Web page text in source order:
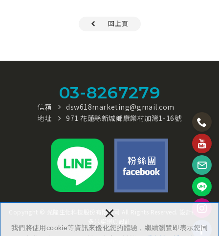
我們將使用cookie等資訊來優化您的體驗，繼續瀏覽即表示您同
×
回上頁
03-8267279
信箱
dsw618marketing@gmail.com
地址
971 花蓮縣新城鄉康樂村加灣1-16號
Copyright © 光隆生化科技股份有限公司 All Rights Reserved.
設計維護：